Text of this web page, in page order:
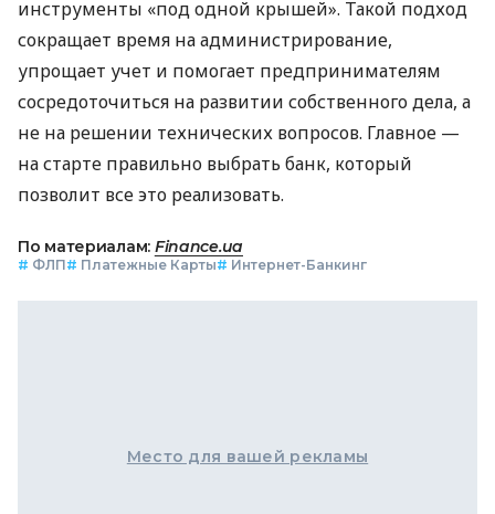
инструменты «под одной крышей». Такой подход
сокращает время на администрирование,
упрощает учет и помогает предпринимателям
сосредоточиться на развитии собственного дела, а
не на решении технических вопросов. Главное —
на старте правильно выбрать банк, который
позволит все это реализовать.
По материалам: Finance.ua
# ФЛП# Платежные Карты# Интернет-Банкинг
Место для вашей рекламы